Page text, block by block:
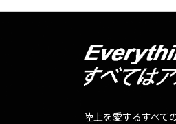
陸上を愛するすべて